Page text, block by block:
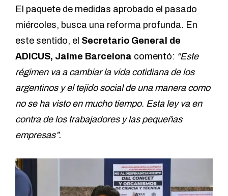
El paquete de medidas aprobado el pasado
miércoles, busca una reforma profunda. En
este sentido, el Secretario General de
ADICUS, Jaime Barcelona comentó: “Este
régimen va a cambiar la vida cotidiana de los
argentinos y el tejido social de una manera como
no se ha visto en mucho tiempo. Esta ley va en
contra de los trabajadores y las pequeñas
empresas”.